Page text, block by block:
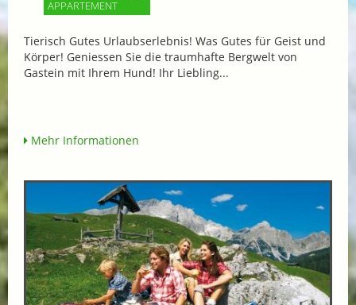
APPARTEMENT
Tierisch Gutes Urlaubserlebnis! Was Gutes für Geist und
Körper! Geniessen Sie die traumhafte Bergwelt von
Gastein mit Ihrem Hund! Ihr Liebling...
Mehr Informationen